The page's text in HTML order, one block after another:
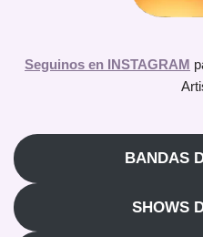
Seguinos en INSTAGRAM
BANDAS
SHOWS